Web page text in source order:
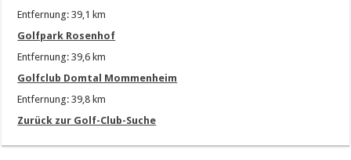
Entfernung: 39,1 km
Golfpark Rosenhof
Entfernung: 39,6 km
Golfclub Domtal Mommenheim
Entfernung: 39,8 km
Zurück zur Golf-Club-Suche